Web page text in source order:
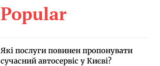
Popular
Які послуги повинен пропонувати
сучасний автосервіс у Києві?